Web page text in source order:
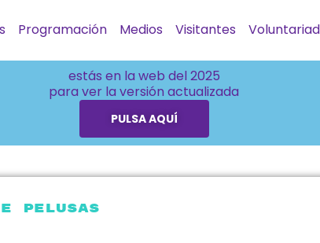
Programación Medios Visitantes
estás en la web del 2025
para ver la versión actualizada
PULSA AQUÍ
Pelusas